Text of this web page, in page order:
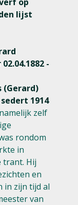
lijst
-
(Gerard)
1914
zelf
rondom
in
trant. Hij
en
in zijn tijd al
van